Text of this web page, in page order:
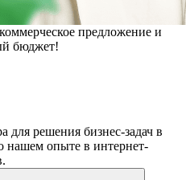
предложение и
бюджет!
для решения бизнес-задач в
нашем опыте в интернет-